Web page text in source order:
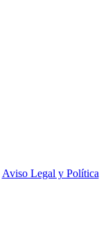
Aviso Legal y Política